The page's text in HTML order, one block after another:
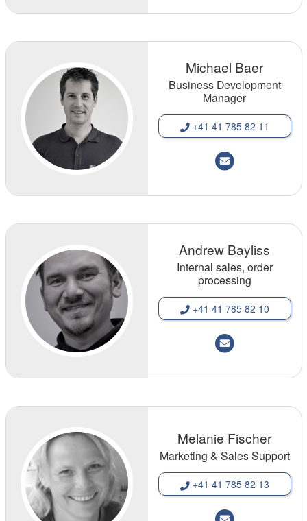
Michael Baer
Business Development
Manager
+41 41 785 82 11
Andrew Bayliss
Internal sales, order
processing
+41 41 785 82 10
Melanie Fischer
Marketing & Sales Support
+41 41 785 82 13